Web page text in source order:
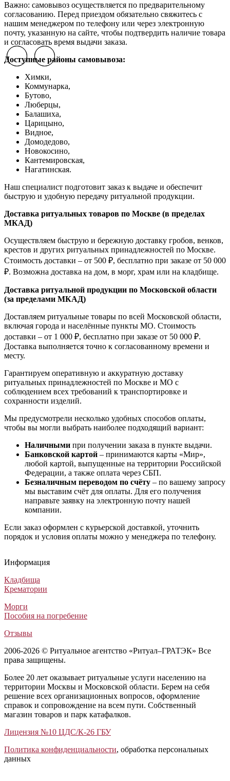
Важно: самовывоз осуществляется по предварительному
согласованию. Перед приездом обязательно свяжитесь с
нашим менеджером по телефону или через электронную
почту, указанную на сайте, чтобы подтвердить наличие товара
и согласовать время выдачи заказа.
Доступные районы самовывоза:
Химки,
Коммунарка,
Бутово,
Люберцы,
Балашиха,
Царицыно,
Видное,
Домодедово,
Новокосино,
Кантемировская,
Нагатинская.
Наш специалист подготовит заказ к выдаче и обеспечит
быструю и удобную передачу ритуальной продукции.
Доставка ритуальных товаров по Москве (в пределах
МКАД)
Осуществляем быструю и бережную доставку гробов, венков,
крестов и других ритуальных принадлежностей по Москве.
Стоимость доставки – от 500 ₽, бесплатно при заказе от 50 000
₽. Возможна доставка на дом, в морг, храм или на кладбище.
Доставка ритуальной продукции по Московской области
(за пределами МКАД)
Доставляем ритуальные товары по всей Московской области,
включая города и населённые пункты МО. Стоимость
доставки – от 1 000 ₽, бесплатно при заказе от 50 000 ₽.
Доставка выполняется точно к согласованному времени и
месту.
Гарантируем оперативную и аккуратную доставку
ритуальных принадлежностей по Москве и МО с
соблюдением всех требований к транспортировке и
сохранности изделий.
Мы предусмотрели несколько удобных способов оплаты,
чтобы вы могли выбрать наиболее подходящий вариант:
Наличными при получении заказа в пункте выдачи.
Банковской картой – принимаются карты «Мир»,
любой картой, выпущенные на территории Российской
Федерации, а также оплата через СБП.
Безналичным переводом по счёту – по вашему запросу
мы выставим счёт для оплаты. Для его получения
направьте заявку на электронную почту нашей
компании.
Если заказ оформлен с курьерской доставкой, уточнить
порядок и условия оплаты можно у менеджера по телефону.
Previous slide
Next slide
Previous slide
Next slide
Информация
Кладбища
Крематории
Морги
Пособия на погребение
Отзывы
2006-2026 © Ритуальное агентство «Ритуал–ГРАТЭК» Все
права защищены.
Более 20 лет оказывает ритуальные услуги населению на
территории Москвы и Московской области. Берем на себя
решение всех организационных вопросов, оформление
справок и сопровождение на всем пути. Собственный
магазин товаров и парк катафалков.
Лицензия №10 ЦДС/К-26 ГБУ
Политика конфиденциальности, обработка персональных
данных